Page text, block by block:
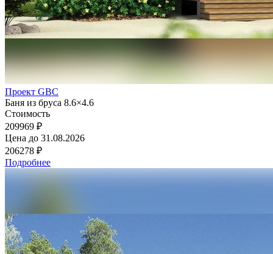
Проект GBC
Баня из бруса 8.6×4.6
Стоимость
209969 ₽
Цена до 31.08.2026
206278 ₽
Подробнее